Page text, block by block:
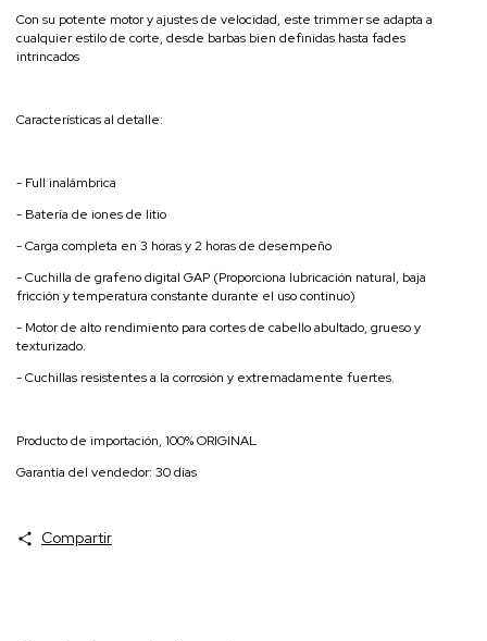
Con su potente motor y ajustes de velocidad, este trimmer se adapta a
cualquier estilo de corte, desde barbas bien definidas hasta fades
intrincados
Características al detalle:
- Full inalámbrica
- Batería de iones de litio
- Carga completa en 3 horas y 2 horas de desempeño
- Cuchilla de grafeno digital GAP (Proporciona lubricación natural, baja
fricción y temperatura constante durante el uso continuo)
- Motor de alto rendimiento para cortes de cabello abultado, grueso y
texturizado.
- Cuchillas resistentes a la corrosión y extremadamente fuertes.
Producto de importación, 100% ORIGINAL
Garantía del vendedor: 30 días
Compartir